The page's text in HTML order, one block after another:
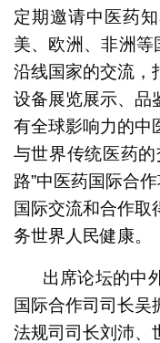
定期邀请中医药
美、欧洲、非洲等
沿线国家的交流，
设备展览展示、品
有全球影响力的中
与世界传统医药
路”中医药国际合
国际交流和合作取
务世界人民健康。
出席论坛的中
国际合作司司长吴
法规司司长刘沛、